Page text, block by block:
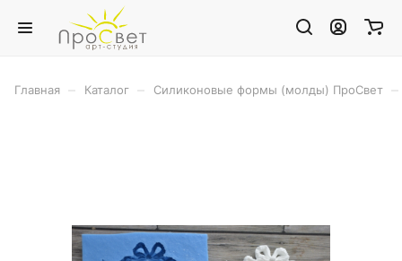
Главная Каталог Силиконовые формы (молды) ПроСвет